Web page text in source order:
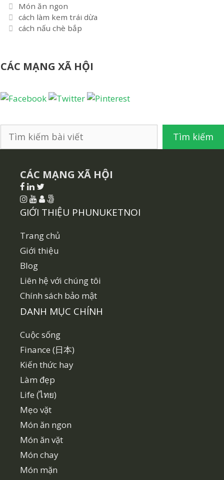
Danh
mục
Món ăn ngon
Điều
hướng
cách làm kem trái dừa
cách nấu chè bắp
CÁC MẠNG XÃ HỘI
Tìm
kiếm
Tìm kiếm
CÁC MẠNG XÃ HỘI
GIỚI THIỆU PHUNUKETNOI
Trang chủ
Giới thiệu
Blog
Liên hệ với chúng tôi
Chính sách bảo mật
DANH MỤC CHÍNH
Cuộc sống
Finance (日本)
Kiến thức hay
Làm đẹp
Life (ไทย)
Mẹo vặt
Món ăn ngon
Món ăn vặt
Món chay
Món mặn